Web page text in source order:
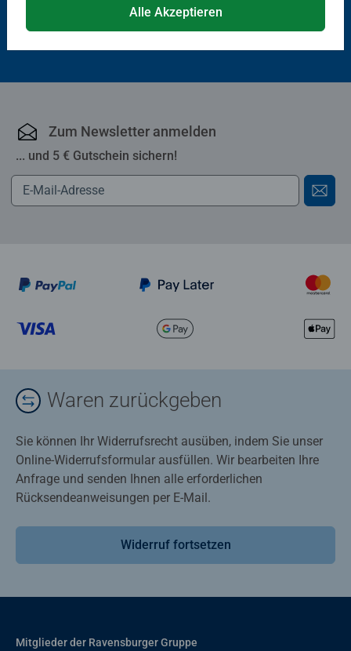
Zum Newsletter anmelden
... und 5 € Gutschein sichern!
Waren zurückgeben
Sie können Ihr Widerrufsrecht ausüben, indem Sie unser
Online-Widerrufsformular ausfüllen. Wir bearbeiten Ihre
Anfrage und senden Ihnen alle erforderlichen
Rücksendeanweisungen per E-Mail.
Widerruf fortsetzen
Mitglieder der Ravensburger Gruppe
Alle Akzeptieren